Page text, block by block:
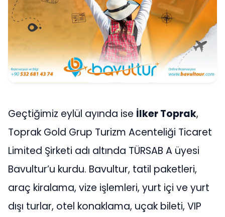
Geçtiğimiz eylül ayında ise İlker Toprak,
Toprak Gold Grup Turizm Acenteliği Ticaret
Limited Şirketi adı altında TÜRSAB A üyesi
Bavultur’u kurdu. Bavultur, tatil paketleri,
araç kiralama, vize işlemleri, yurt içi ve yurt
dışı turlar, otel konaklama, uçak bileti, VIP